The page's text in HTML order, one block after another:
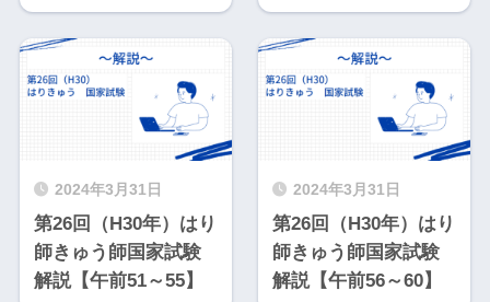
2024年3月31日
第26回（H30年）はり
師きゅう師国家試験
解説【午前51～55】
2024年3月31日
第26回（H30年）はり
師きゅう師国家試験
解説【午前56～60】